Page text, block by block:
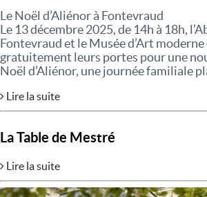
Le Noël d’Aliénor à Fontevraud
Le 13 décembre 2025, de 14h à 18h,
Fontevraud et le Musée d’Art
gratuitement leurs portes pour une
Noël d’Aliénor, une journée familiale
Lire la suite
La Table de Mestré
Lire la suite